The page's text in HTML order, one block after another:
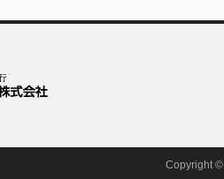
Copyright ©